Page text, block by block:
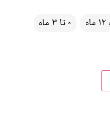
0 تا 3 ماه